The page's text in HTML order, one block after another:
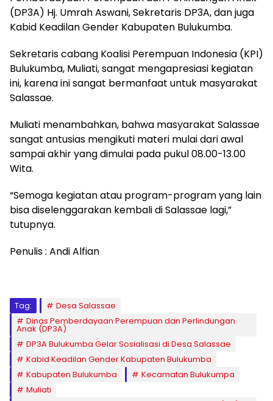
(DP3A) Hj. Umrah Aswani, Sekretaris DP3A, dan juga
Kabid Keadilan Gender Kabupaten Bulukumba.
Sekretaris cabang Koalisi Perempuan Indonesia (KPI)
Bulukumba, Muliati, sangat mengapresiasi kegiatan
ini, karena ini sangat bermanfaat untuk masyarakat
Salassae.
Muliati menambahkan, bahwa masyarakat Salassae
sangat antusias mengikuti materi mulai dari awal
sampai akhir yang dimulai pada pukul 08.00-13.00
Wita.
“Semoga kegiatan atau program-program yang lain
bisa diselenggarakan kembali di Salassae lagi,”
tutupnya.
Penulis : Andi Alfian
Tag:
Desa Salassae
Dinas Pemberdayaan Perempuan dan Perlindungan
Anak (DP3A)
DP3A Bulukumba Gelar Sosialisasi di Desa Salassae
Kabid Keadilan Gender Kabupaten Bulukumba
Kabupaten Bulukumba
Kecamatan Bulukumpa
Muliati